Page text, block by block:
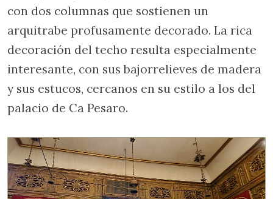
con dos columnas que sostienen un
arquitrabe profusamente decorado. La rica
decoración del techo resulta especialmente
interesante, con sus bajorrelieves de madera
y sus estucos, cercanos en su estilo a los del
palacio de Ca Pesaro.